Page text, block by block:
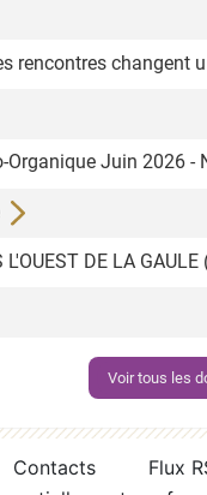
rencontres
Organique Juin 2026
L'OUEST DE LA
Voir tous les
Contacts
Flux